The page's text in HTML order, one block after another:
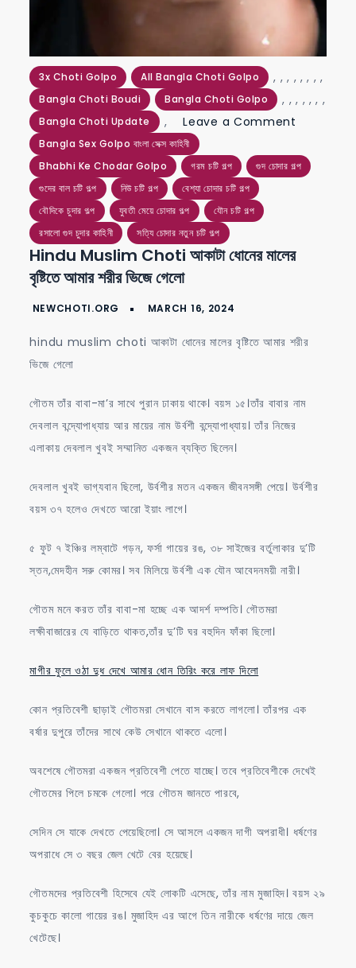
3x Choti Golpo ,
All Bangla Choti Golpo ,
Bangla Choti Boudi
,
Bangla Choti Golpo
,
Bangla Choti Update
,
Bangla Sex Golpo বাংলা সেক্স কাহিনী
,
Bhabhi Ke Chodar Golpo
,
গরম চটি গল্প
,
গুদ চোদার গল্প
,
গুদের বাল চটি গল্প
,
নিউ চটি গল্প
,
বেশ্যা চোদার চটি গল্প
,
বৌদিকে চুদার গল্প
,
যুবতী মেয়ে চোদার গল্প
,
যৌন চটি গল্প
,
রসালো গুদ চুদার কাহিনী
,
সত্যি চোদার নতুন চটি গল্প
Leave a Comment
muslim
মালের
ভিজে
Hindu Muslim Choti আকাটা ধোনের মালের
বৃষ্টিতে আমার শরীর ভিজে গেলো
hindu muslim choti আকাটা ধোনের মালের বৃষ্টিতে আমার শরীর
ভিজে গেলো
গৌতম তাঁর বাবা-মা’র সাথে পুরান ঢাকায় থাকে। বয়স ১৫।তাঁর বাবার নাম
দেবলাল বন্দ্যোপাধ্যায় আর মায়ের নাম উর্বশী বন্দ্যোপাধ্যায়। তাঁর নিজের
এলাকায় দেবলাল খুবই সম্মানিত একজন ব্যক্তি ছিলেন।
দেবলাল খুবই ভাগ্যবান ছিলো, উর্বশীর মতন একজন জীবনসঙ্গী পেয়ে। উর্বশীর
বয়স ৩৭ হলেও দেখতে আরো ইয়াং লাগে।
৫ ফুট ৭ ইঞ্চির লম্বাটে গড়ন, ফর্সা গায়ের রঙ, ৩৮ সাইজের বর্তুলাকার দু’টি
স্তন,মেদহীন সরু কোমর। সব মিলিয়ে উর্বশী এক যৌন আবেদনময়ী নারী।
গৌতম মনে করত তাঁর বাবা-মা হচ্ছে এক আদর্শ দম্পতি। গৌতমরা
লক্ষীবাজারের যে বাড়িতে থাকত,তাঁর দু’টি ঘর বহুদিন ফাঁকা ছিলো।
মাগীর ফুলে ওঠা দুধ দেখে আমার ধোন তিরিং করে লাফ দিলো
কোন প্রতিবেশী ছাড়াই গৌতমরা সেখানে বাস করতে লাগলো। তাঁরপর এক
বর্ষার দুপুরে তাঁদের সাথে কেউ সেখানে থাকতে এলো।
অবশেষে গৌতমরা একজন প্রতিবেশী পেতে যাচ্ছে। তবে প্রতিবেশীকে দেখেই
গৌতমের পিলে চমকে গেলো। পরে গৌতম জানতে পারবে,
সেদিন সে যাকে দেখতে পেয়েছিলো। সে আসলে একজন দাগী অপরাধী। ধর্ষণের
অপরাধে সে ৩ বছর জেল খেটে বের হয়েছে।
গৌতমদের প্রতিবেশী হিসেবে যেই লোকটি এসেছে, তাঁর নাম মুজাহিদ। বয়স ২৯
কুচকুচে কালো গায়ের রঙ। মুজাহিদ এর আগে তিন নারীকে ধর্ষণের দায়ে জেল
খেটেছে।